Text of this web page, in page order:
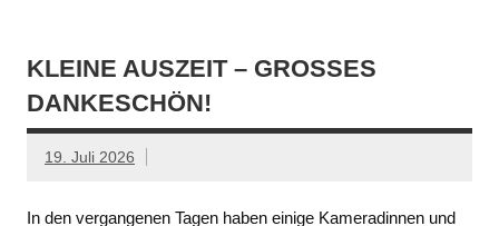
KLEINE AUSZEIT – GROSSES D
ANKESCHÖN!
19. Juli 2026
In den vergangenen Tagen haben einige Kameradinnen und